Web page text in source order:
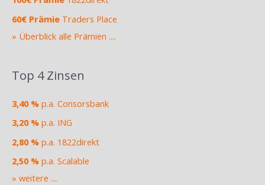
60€ Prämie Traders Place
» Überblick alle Prämien ....
Top 4 Zinsen
3,40 % p.a. Consorsbank
3,20 % p.a. ING
2,80 % p.a. 1822direkt
2,50 % p.a. Scalable
» weitere ....